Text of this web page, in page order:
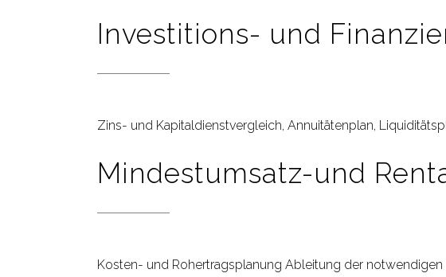
Investitions- und
Zins- und Kapitaldienstvergleich, Annuitätenplan,
Mindestumsatz-und
Kosten- und Rohertragsplanung Ableitung der